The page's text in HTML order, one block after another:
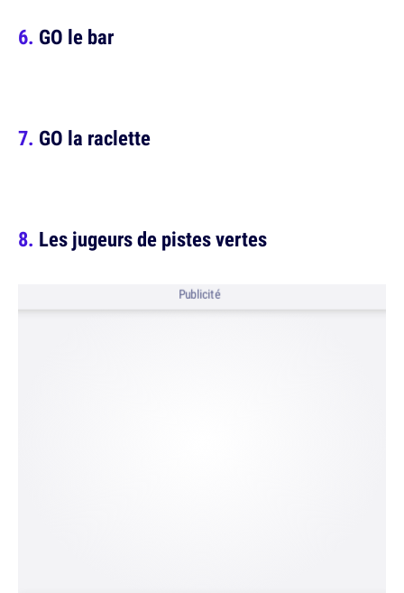
GO le bar
GO la raclette
Les jugeurs de pistes vertes
Publicité